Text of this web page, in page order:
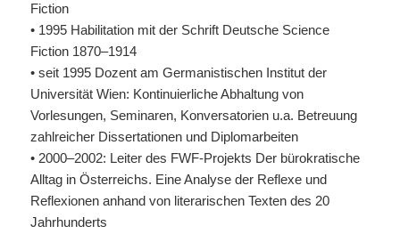
Fiction
• 1995 Habilitation mit der Schrift Deutsche Science
Fiction 1870–1914
• seit 1995 Dozent am Germanistischen Institut der
Universität Wien: Kontinuierliche Abhaltung von
Vorlesungen, Seminaren, Konversatorien u.a. Betreuung
zahlreicher Dissertationen und Diplomarbeiten
• 2000–2002: Leiter des FWF-Projekts Der bürokratische
Alltag in Österreichs. Eine Analyse der Reflexe und
Reflexionen anhand von literarischen Texten des 20
Jahrhunderts